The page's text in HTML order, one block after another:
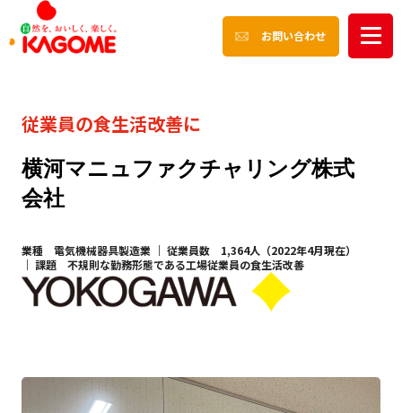
お問い合わせ
従業員の食生活改善に
横河マニュファクチャリング株式
会社
業種 電気機械器具製造業 ｜ 従業員数 1,364人（2022年4月現在）
｜ 課題 不規則な勤務形態である工場従業員の食生活改善